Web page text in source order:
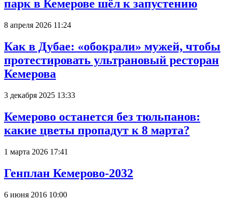
парк в Кемерове шёл к запустению
8 апреля 2026 11:24
Как в Дубае: «обокрали» мужей, чтобы
протестировать ультрановый ресторан
Кемерова
3 декабря 2025 13:33
Кемерово останется без тюльпанов:
какие цветы пропадут к 8 марта?
1 марта 2026 17:41
Генплан Кемерово-2032
6 июня 2016 10:00